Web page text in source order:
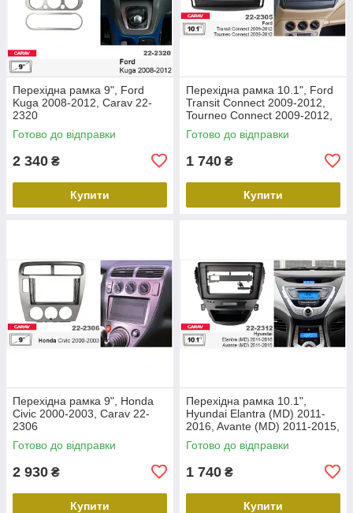
Перехідна рамка 9", Ford
Kuga 2008-2012, Carav 22-
2320
Готово до відправки
2 340 ₴
Купити
Перехідна рамка 10.1", Ford
Transit Connect 2009-2012,
Tourneo Connect 2009-2012,
Carav 22-2305
Готово до відправки
1 740 ₴
Купити
Перехідна рамка 9", Honda
Civic 2000-2003, Carav 22-
2306
Готово до відправки
2 930 ₴
Купити
Перехідна рамка 10.1",
Hyundai Elantra (MD) 2011-
2016, Avante (MD) 2011-2015,
Carav 22-2312
Готово до відправки
1 740 ₴
Купити